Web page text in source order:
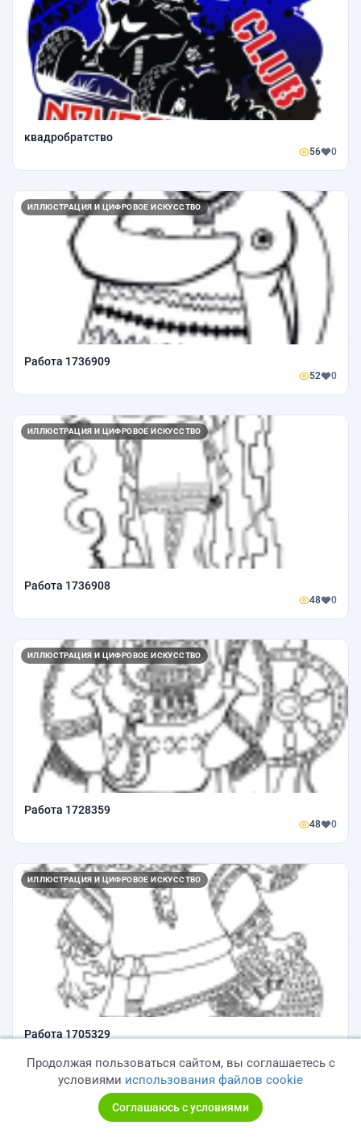
квадробратство
56 0
ИЛЛЮСТРАЦИЯ И ЦИФРОВОЕ ИСКУССТВО
Работа 1736909
52 0
ИЛЛЮСТРАЦИЯ И ЦИФРОВОЕ ИСКУССТВО
Работа 1736908
48 0
ИЛЛЮСТРАЦИЯ И ЦИФРОВОЕ ИСКУССТВО
Работа 1728359
48 0
ИЛЛЮСТРАЦИЯ И ЦИФРОВОЕ ИСКУССТВО
Работа 1705329
ИЛЛЮСТРАЦИЯ И ЦИФРОВОЕ ИСКУССТВО
Продолжая пользоваться сайтом, вы соглашаетесь с
условиями использования файлов cookie
Соглашаюсь с условиями